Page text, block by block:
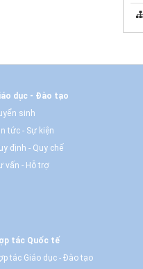
dục - Đào tạo
sinh
tức - Sự kiện
định - Quy chế
vấn - Hỗ trợ
tác Quốc tế
tác Giáo dục - Đào tạo